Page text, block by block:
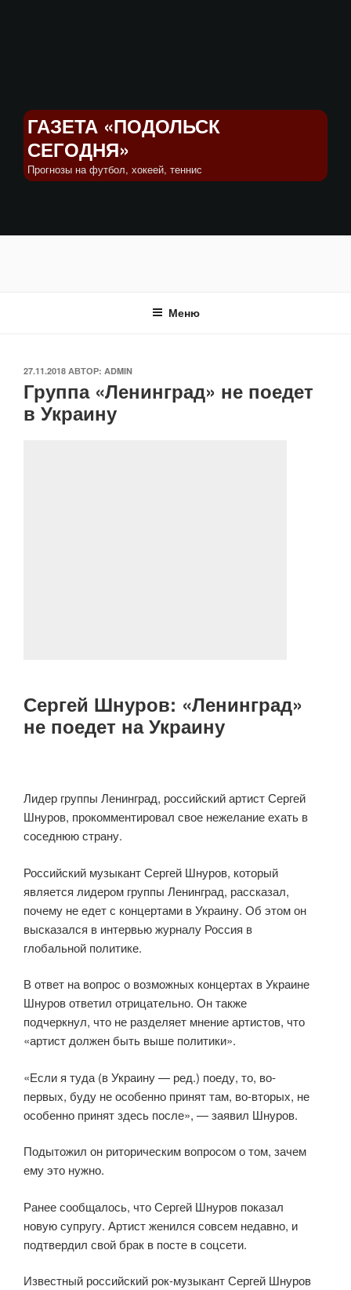
ГАЗЕТА «ПОДОЛЬСК
СЕГОДНЯ»
Прогнозы на футбол, хокеей, теннис
Меню
ОПУБЛИКОВАНО
27.11.2018 АВТОР: ADMIN
Группа «Ленинград» не поедет
в Украину
Сергей Шнуров: «Ленинград»
не поедет на Украину
Лидер группы Ленинград, российский артист Сергей
Шнуров, прокомментировал свое нежелание ехать в
соседнюю страну.
Российский музыкант Сергей Шнуров, который
является лидером группы Ленинград, рассказал,
почему не едет с концертами в Украину. Об этом он
высказался в интервью журналу Россия в
глобальной политике.
В ответ на вопрос о возможных концертах в Украине
Шнуров ответил отрицательно. Он также
подчеркнул, что не разделяет мнение артистов, что
«артист должен быть выше политики».
«Если я туда (в Украину — ред.) поеду, то, во-
первых, буду не особенно принят там, во-вторых, не
особенно принят здесь после», — заявил Шнуров.
Подытожил он риторическим вопросом о том, зачем
ему это нужно.
Ранее сообщалось, что Сергей Шнуров показал
новую супругу. Артист женился совсем недавно, и
подтвердил свой брак в посте в соцсети.
Известный российский рок-музыкант Сергей Шнуров